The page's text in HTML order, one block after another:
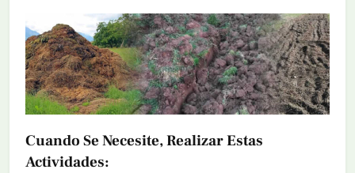
Cuando Se Necesite, Realizar Estas
Actividades: